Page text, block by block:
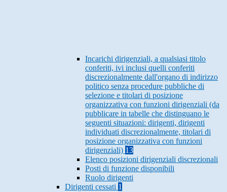
Incarichi dirigenziali, a qualsiasi titolo
conferiti, ivi inclusi quelli conferiti
discrezionalmente dall'organo di indirizzo
politico senza procedure pubbliche di
selezione e titolari di posizione
organizzativa con funzioni dirigenziali (da
pubblicare in tabelle che distinguano le
seguenti situazioni: dirigenti, dirigenti
individuati discrezionalmente, titolari di
posizione organizzativa con funzioni
dirigenziali) 13
Elenco posizioni dirigenziali discrezionali
Posti di funzione disponibili
Ruolo dirigenti
Dirigenti cessati 1